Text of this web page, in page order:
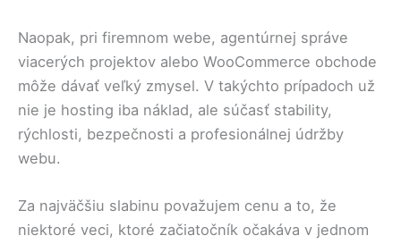
Naopak, pri firemnom webe, agentúrnej správe
viacerých projektov alebo WooCommerce obchode
môže dávať veľký zmysel. V takýchto prípadoch už
nie je hosting iba náklad, ale súčasť stability,
rýchlosti, bezpečnosti a profesionálnej údržby
webu.
Za najväčšiu slabinu považujem cenu a to, že
niektoré veci, ktoré začiatočník očakáva v jednom